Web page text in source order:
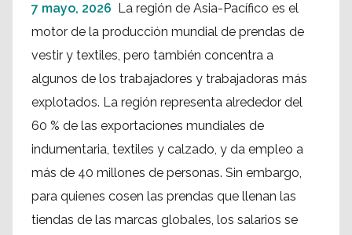
7 mayo, 2026 La región de Asia-Pacífico es el
motor de la producción mundial de prendas de
vestir y textiles, pero también concentra a
algunos de los trabajadores y trabajadoras más
explotados. La región representa alrededor del
60 % de las exportaciones mundiales de
indumentaria, textiles y calzado, y da empleo a
más de 40 millones de personas. Sin embargo,
para quienes cosen las prendas que llenan las
tiendas de las marcas globales, los salarios se